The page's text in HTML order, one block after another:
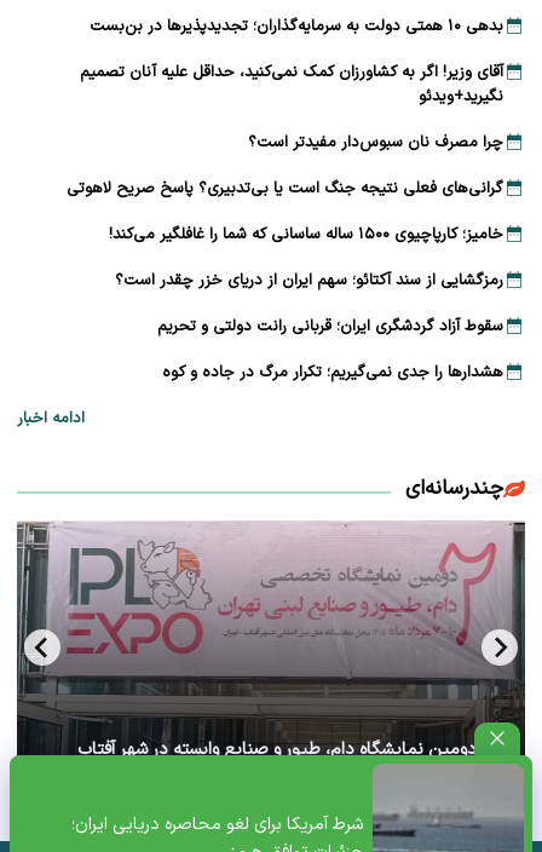
شرط آمریکا برای لغو محاصره دریایی ایران؛
بدهی ۱۰ همتی دولت به سرمایه‌گذاران؛ تجدیدپذیرها در بن‌بست
آقای وزیر! اگر به کشاورزان کمک نمی‌کنید، حداقل علیه آنان تصمیم
نگیرید+ویدئو
چرا مصرف نان سبوس‌دار مفیدتر است؟
گرانی‌های فعلی نتیجه جنگ است یا بی‌تدبیری؟ پاسخ صریح لاهوتی
خامیز؛ کارپاچیوی ۱۵۰۰ ساله ساسانی که شما را غافلگیر می‌کند!
رمزگشایی از سند آکتائو؛ سهم ایران از دریای خزر چقدر است؟
سقوط آزاد گردشگری ایران؛ قربانی رانت دولتی و تحریم
هشدارها را جدی نمی‌گیریم؛ تکرار مرگ در جاده و کوه
ادامه اخبار
چندرسانه‌ای
آغاز دومین نمایشگاه دام، طیور و صنایع وابسته در شهر آفتاب